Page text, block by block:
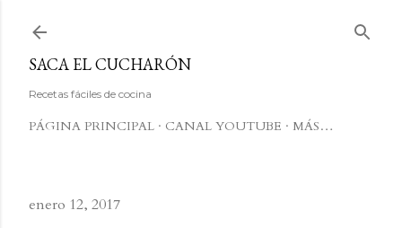
SACA EL CUCHARÓN
Recetas fáciles de cocina
PÁGINA PRINCIPAL CANAL YOUTUBE MÁS…
enero 12, 2017